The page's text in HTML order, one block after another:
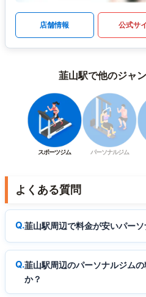
店舗情報 公式サ
韮山駅で他のジャ
スポーツジム パーソナルジム
よくある質問
韮山駅周辺で料金が安いパー
韮山駅周辺のパーソナルジム
か？